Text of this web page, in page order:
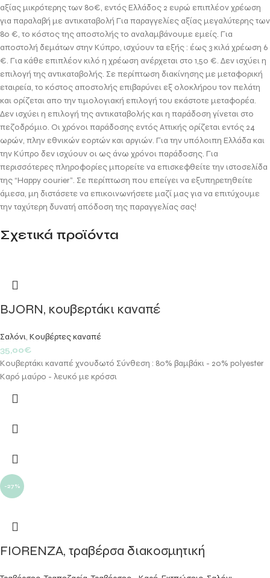
αξίας μικρότερης των 80€, εντός Ελλάδος 2 ευρώ επιπλέον χρέωση
για παραλαβή με αντικαταβολή Για παραγγελίες αξίας μεγαλύτερης των
80 €, το κόστος της αποστολής το αναλαμβάνουμε εμείς. Για
αποστολή δεμάτων στην Κύπρο, ισχύουν τα εξής : έως 3 κιλά χρέωση 6
€. Για κάθε επιπλέον κιλό η χρέωση ανέρχεται στο 1,50 €. Δεν ισχύει η
επιλογή της αντικαταβολής. Σε περίπτωση διακίνησης με μεταφορική
εταιρεία, το κόστος αποστολής επιβαρύνει εξ ολοκλήρου τον πελάτη
και ορίζεται απο την τιμολογιακή επιλογή του εκάστοτε μεταφορέα.
Δεν ισχύει η επιλογή της αντικαταβολής και η παράδοση γίνεται στο
πεζοδρόμιο. Οι χρόνοι παράδοσης εντός Αττικής ορίζεται εντός 24
ωρών, πλην εθνικών εορτών και αργιών. Για την υπόλοιπη Ελλάδα και
την Κύπρο δεν ισχύουν οι ως άνω χρόνοι παράδοσης. Για
περισσότερες πληροφορίες μπορείτε να επισκεφθείτε την ιστοσελίδα
της “Happy courier”. Σε περίπτωση που επείγει να εξυπηρετηθείτε
άμεσα, μη διστάσετε να επικοινωνήσετε μαζί μας για να επιτύχουμε
την ταχύτερη δυνατή απόδοση της παραγγελίας σας!
Σχετικά προϊόντα
BJORN, κουβερτάκι καναπέ
Σαλόνι, Κουβέρτες καναπέ
35,00€
Κουβερτάκι καναπέ χνουδωτό Σύνθεση : 80% βαμβάκι - 20% polyester
Καρό μαύρο - λευκό με κρόσσι
-27%
FIORENZA, τραβέρσα διακοσμητική